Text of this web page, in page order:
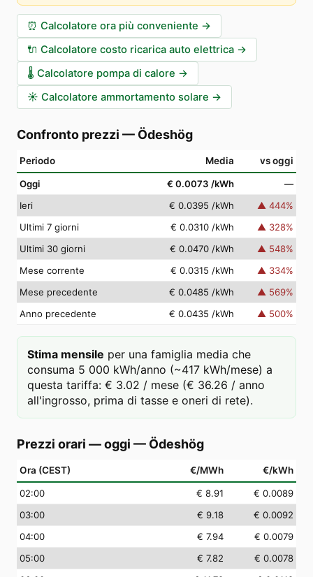
⏰ Calcolatore ora più conveniente →
🔌 Calcolatore costo ricarica auto elettrica →
🌡️ Calcolatore pompa di calore →
☀️ Calcolatore ammortamento solare →
Confronto prezzi — Ödeshög
Periodo Media vs oggi
Oggi € 0.0073 /kWh
—
Ieri
€ 0.0395 /kWh ▲ 444%
Ultimi 7 giorni
€ 0.0310 /kWh ▲ 328%
Ultimi 30 giorni
€ 0.0470 /kWh ▲ 548%
Mese corrente
€ 0.0315 /kWh ▲ 334%
Mese precedente
€ 0.0485 /kWh ▲ 569%
Anno precedente
€ 0.0435 /kWh ▲ 500%
Stima mensile per una famiglia media che
consuma 5 000 kWh/anno (~417 kWh/mese) a
questa tariffa: € 3.02 / mese (€ 36.26 / anno
all'ingrosso, prima di tasse e oneri di rete).
Prezzi orari — oggi — Ödeshög
Ora (CEST) €/MWh €/kWh
02:00 € 8.91
€ 0.0089
03:00 € 9.18
€ 0.0092
04:00 € 7.94
€ 0.0079
05:00 € 7.82
€ 0.0078